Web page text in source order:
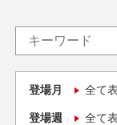
登場月 全て
登場週 全て